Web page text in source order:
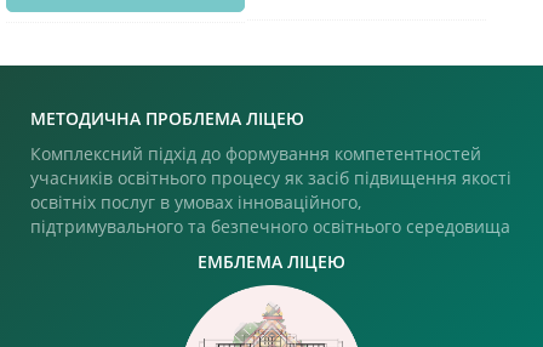
МЕТОДИЧНА ПРОБЛЕМА ЛІЦЕЮ
Комплексний підхід до формування компетентностей
учасників освітнього процесу як засіб підвищення якості
освітніх послуг в умовах інноваційного,
підтримувального та безпечного освітнього середовища
ЕМБЛЕМА ЛІЦЕЮ